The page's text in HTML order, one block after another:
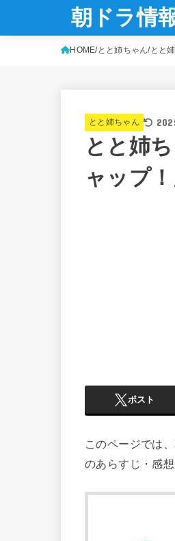
朝ドラ情
HOME とと姉ちゃん とと
とと姉ちゃん
とと姉
ャップ
ポスト
このページでは
のあらすじ・感